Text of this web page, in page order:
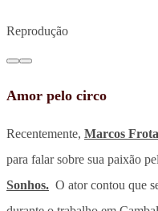
Reprodução
Amor pelo circo
Recentemente, Marcos
para falar sobre sua paixão
Sonhos. O ator contou que